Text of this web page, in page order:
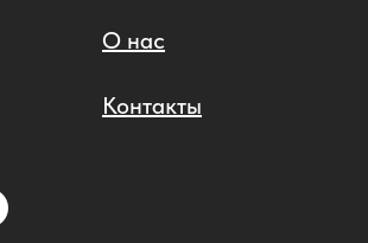
О нас
Контакты